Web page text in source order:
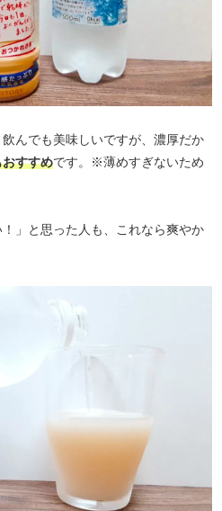
んでも美味しいですが、濃厚だか
すすめです。※薄めすぎないため
！」と思った人も、これなら爽やか